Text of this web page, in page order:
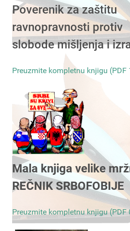
Poverenik za zaštitu
ravnopravnosti protiv
slobode mišljenja i
Preuzmite kompletnu knjigu (PDF
Mala knjiga velike
REČNIK SRBOFOBIJE
Preuzmite kompletnu knjigu (PDF